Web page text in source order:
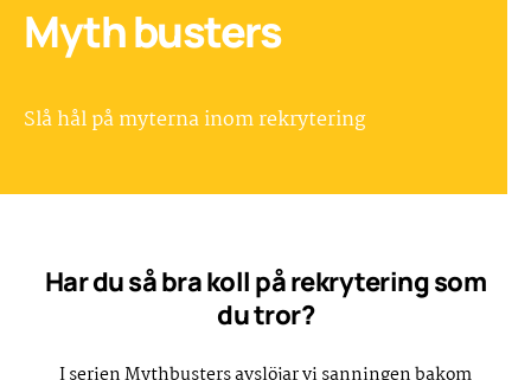
Myth busters
Slå hål på myterna inom rekrytering
Har du så bra koll på rekrytering som
du tror?